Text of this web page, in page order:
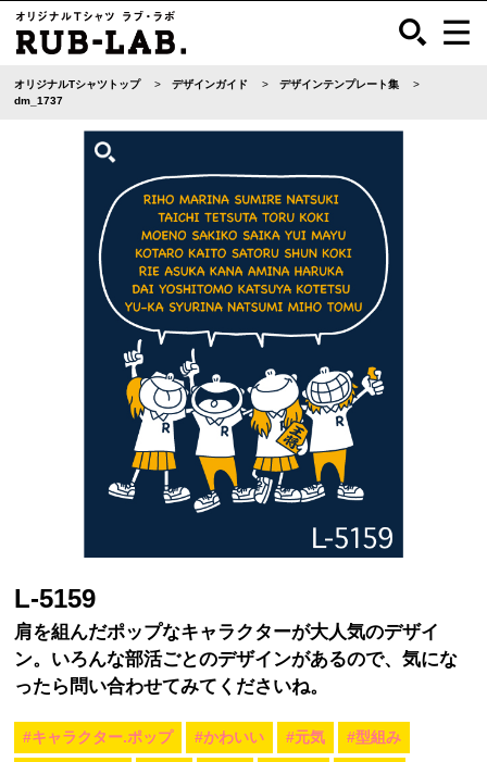
オリジナルTシャツトップ デザインガイド
デザインテンプレート集
dm_1737
L-5159
肩を組んだポップなキャラクターが大人気のデザイ
ン。いろんな部活ごとのデザインがあるので、気にな
ったら問い合わせてみてくださいね。
#キャラクター.ポップ #かわいい #元気 #型組み